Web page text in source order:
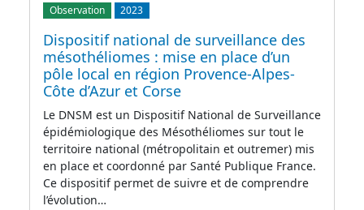
Observation 2023
Dispositif national de surveillance des
mésothéliomes : mise en place d’un
pôle local en région Provence-Alpes-
Côte d’Azur et Corse
Le DNSM est un Dispositif National de Surveillance
épidémiologique des Mésothéliomes sur tout le
territoire national (métropolitain et outremer) mis
en place et coordonné par Santé Publique France.
Ce dispositif permet de suivre et de comprendre
l’évolution…